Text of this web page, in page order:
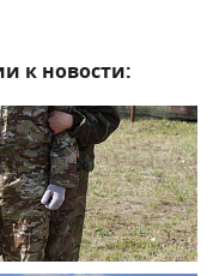
к новости: